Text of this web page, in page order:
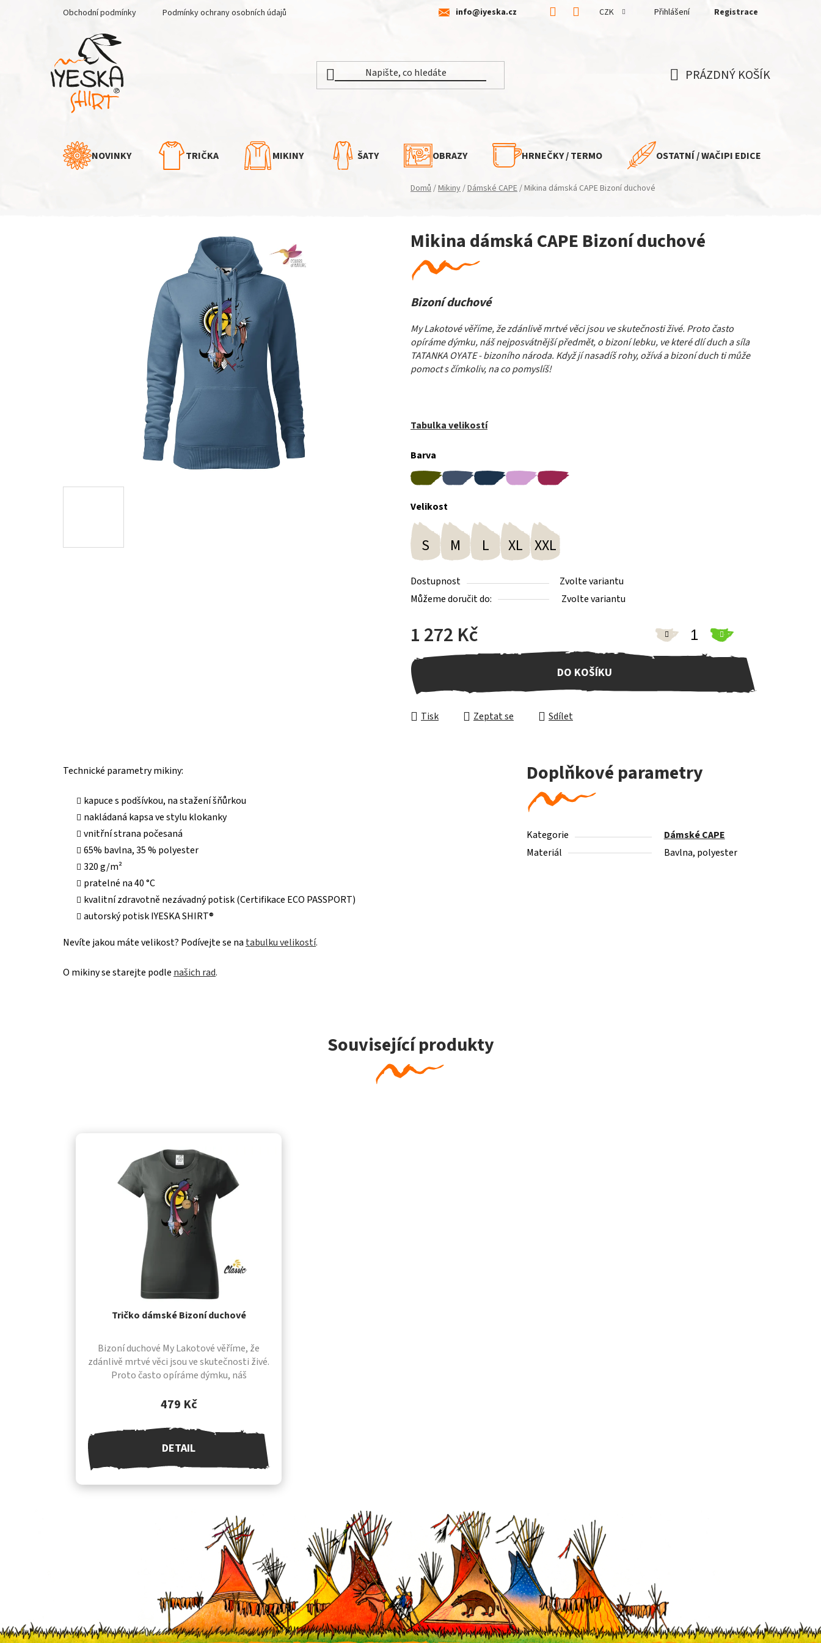
Obchodní podmínky Podmínky ochrany osobních údajů info@iyeska.cz CZK Přihlášení Registrace
PRÁZDNÝ KOŠÍK
NOVINKY TRIČKA MIKINY ŠATY OBRAZY HRNEČKY / TERMO OSTATNÍ / WAČIPI EDICE
Domů/Mikiny/Dámské CAPE/Mikina dámská CAPE Bizoní duchové
Mikina dámská CAPE Bizoní duchové
Bizoní duchové
My Lakotové věříme, že zdánlivě mrtvé věci jsou ve skutečnosti živé. Proto často
opíráme dýmku, náš nejposvátnější předmět, o bizoní lebku, ve které dlí duch a síla
TATANKA OYATE - bizoního národa. Když jí nasadíš rohy, ožívá a bizoní duch ti může
pomoct s čímkoliv, na co pomyslíš!
Tabulka velikostí
Barva
Velikost
S M L XL XXL
Dostupnost
Zvolte variantu
Můžeme doručit do:
Zvolte variantu
1 272 Kč
Měrná cena:
DO KOŠÍKU
Tisk Zeptat se Sdílet
Technické parametry mikiny:
kapuce s podšívkou, na stažení šňůrkou
nakládaná kapsa ve stylu klokanky
vnitřní strana počesaná
65% bavlna, 35 % polyester
320 g/m²
pratelné na 40 °C
kvalitní zdravotně nezávadný potisk (Certifikace ECO PASSPORT)
autorský potisk IYESKA SHIRT®
Nevíte jakou máte velikost? Podívejte se na tabulku velikostí.
O mikiny se starejte podle našich rad.
Doplňkové parametry
Kategorie
Dámské CAPE
Materiál
Bavlna, polyester
Související produkty
Tričko dámské Bizoní duchové
479 Kč
DETAIL
Bizoní duchové My Lakotové věříme, že
zdánlivě mrtvé věci jsou ve skutečnosti živé.
Proto často opíráme dýmku, náš
které dlí duch a...